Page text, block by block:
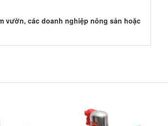
vườn, các doanh nghiệp nông sản hoặc